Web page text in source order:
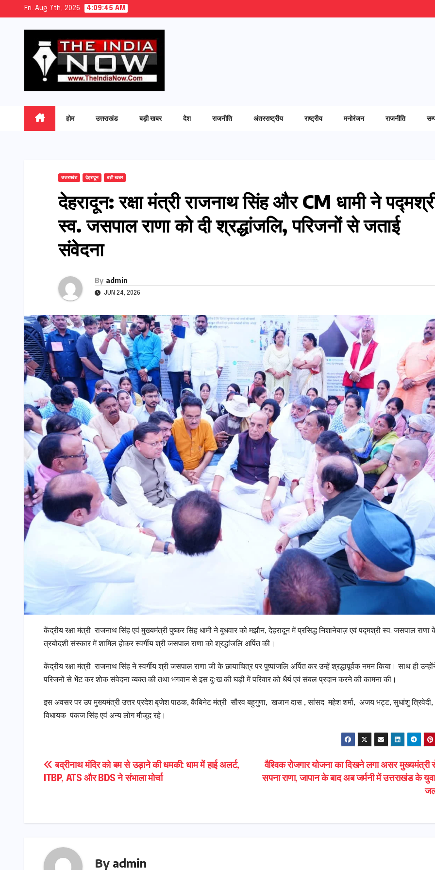
Fri. Aug 7th, 2026 4:09:46 AM
होम उत्तराखंड बड़ी खबर देश राजनीति अंतरराष्ट्रीय राष्ट्रीय मनोरंजन राजनीति
उत्तराखंड देहरादून बड़ी खबर
देहरादून: रक्षा मंत्री राजनाथ सिंह और CM धामी ने
स्व. जसपाल राणा को दी श्रद्धांजलि, परिजनों से जताई
संवेदना
By admin
JUN 24, 2026
केंद्रीय रक्षा मंत्री राजनाथ सिंह एवं मुख्यमंत्री पुष्कर सिंह धामी ने बुधवार को मझौन, देहरादून में प्रसिद्ध निशानेबाज़ एवं पद्मश्री स्व. जसपाल राणा
त्रयोदशी संस्कार में शामिल होकर स्वर्गीय श्री जसपाल राणा को श्रद्धांजलि अर्पित की।
केंद्रीय रक्षा मंत्री राजनाथ सिंह ने स्वर्गीय श्री जसपाल राणा जी के छायाचित्र पर पुष्पांजलि अर्पित कर उन्हें श्रद्धापूर्वक नमन किया। साथ ही
परिजनों से भेंट कर शोक संवेदना व्यक्त की तथा भगवान से इस दुःख की घड़ी में परिवार को धैर्य एवं संबल प्रदान करने की कामना की।
इस अवसर पर उप मुख्यमंत्री उत्तर प्रदेश बृजेश पाठक, कैबिनेट मंत्री सौरव बहुगुणा, खजान दास , सांसद महेश शर्मा, अजय भट्ट, सुधांशु त्रिवेदी,
विधायक पंकज सिंह एवं अन्य लोग मौजूद रहे।
Post
navigation
वैश्विक रोजगार योजना का दिखने लगा असर मुख्यमंत्री
सपना राणा, जापान के बाद अब जर्मनी में उत्तराखंड के
बद्रीनाथ मंदिर को बम से उड़ाने की धमकी: धाम में हाई अलर्ट,
ITBP, ATS और BDS ने संभाला मोर्चा
By admin